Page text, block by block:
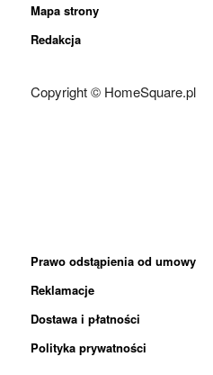
Mapa strony
Redakcja
Copyright © HomeSquare.pl
Prawo odstąpienia od umowy
Reklamacje
Dostawa i płatności
Polityka prywatności